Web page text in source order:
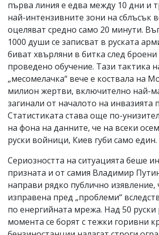
първа линия е едва между 10 дни и
най-интензивните зони на сблъсък
оцеляват средно само 20 минути.
1000 души се записват в руската
биват хвърляни в битка след
проведено обучение. Тази тактика
„месомелачка“ вече е коствала на
милион жертви, включително най-
загинали от началото на инвазията
Статистиката става още по-
на фона на данните, че на всеки
руски войници, Киев губи само един.
Сериозността на ситуацията беше
призната и от самия Владимир
направи рядко публично изявление,
изправена пред „проблеми“
по енергийната мрежа. Над 50 руски
момента се борят с тежки горивни